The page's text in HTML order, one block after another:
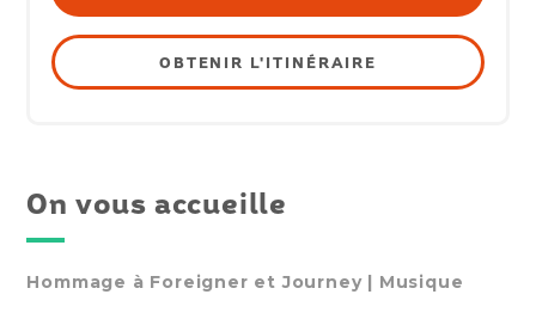
OBTENIR L'ITINÉRAIRE
On vous accueille
Hommage à Foreigner et Journey | Musique